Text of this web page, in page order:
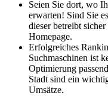
Seien Sie dort, wo
erwarten! Sind Sie
dieser betreibt
Homepage.
Erfolgreiches
Suchmaschinen ist
Optimierung
Stadt sind ein
Umsätze.